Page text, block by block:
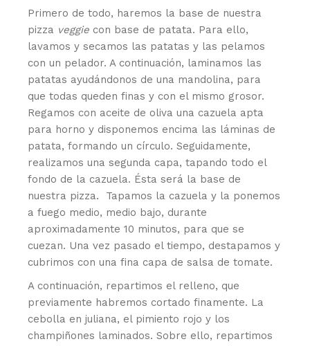
Primero de todo, haremos la base de nuestra
pizza veggie con base de patata. Para ello,
lavamos y secamos las patatas y las pelamos
con un pelador. A continuación, laminamos las
patatas ayudándonos de una mandolina, para
que todas queden finas y con el mismo grosor.
Regamos con aceite de oliva una cazuela apta
para horno y disponemos encima las láminas de
patata, formando un círculo. Seguidamente,
realizamos una segunda capa, tapando todo el
fondo de la cazuela. Ésta será la base de
nuestra pizza. Tapamos la cazuela y la ponemos
a fuego medio, medio bajo, durante
aproximadamente 10 minutos, para que se
cuezan. Una vez pasado el tiempo, destapamos y
cubrimos con una fina capa de salsa de tomate.
A continuación, repartimos el relleno, que
previamente habremos cortado finamente. La
cebolla en juliana, el pimiento rojo y los
champiñones laminados. Sobre ello, repartimos